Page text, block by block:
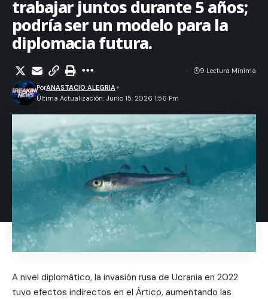
trabajar juntos durante 5 años;
podría ser un modelo para la
diplomacia futura.
Última Actualización: Junio 15, 2026 1:56 Pm
PorANASTACIO ALEGRIA
9 Lectura Mínima
A nivel diplomático, la invasión rusa de Ucrania en 2022
tuvo efectos indirectos en el Ártico, aumentando las